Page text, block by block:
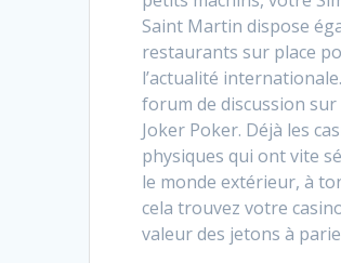
Saint Martin dispose
restaurants sur place
l’actualité
forum de discussion
Joker Poker. Déjà les
physiques qui ont vite
le monde extérieur, à
cela trouvez votre
valeur des jetons à